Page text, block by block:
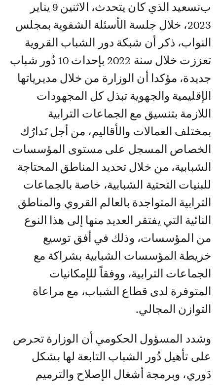
بنسعيد الذي كان يتحدث، الاثنين 9 يناير
2023، خلال جلسة الأسئلة الشفوية بمجلس
النواب، ذكر أن شبكة دور الشباب القروية
تعززت خلال سنة 2022 بإحداث 10 دُور شباب
جديدة، مؤكدا أن الوزارة من خلال مديرياتها
الإقليمية والجهوية تبذل كل المجهودات
اللازمة بتنسيق مع الجماعات الترابية
بمختلف العمالات والأقاليم، من أجل تَدارُك
الخصاص المسجل على مستوى المؤسسات
الشبابية، من خلال تحديد المناطق المحتاجة
للبنيات التحتية الشبابية، خاصة بالجماعات
الترابية المتواجدة بالعالم القروي والمناطق
النائية التي يفتقر العديد منها إلى هذا النوع
من المؤسسات، وذلك في أفق توسيع
خريطة المؤسسات الشبابية بشراكة مع
الجماعات الترابية، ووفقاً للإمكانيات
المتوفرة لدى قطاع الشباب، مع مراعاة
التوازن المجالي.
وشدد المسؤول الحكومي أن الوزارة تحرص
على تأهيل دُور الشباب التابعة لها بشكل
دَوري، وبرمجة أشغال الإصلاح والترميم